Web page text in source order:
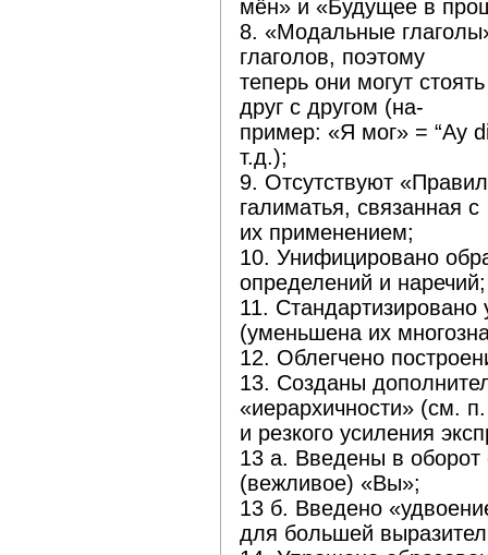
мён» и «Будущее в
8. «Модальные
глаголов, поэтому
теперь они могут
друг с другом (на-
пример: «Я мог» = “Ay
т.д.);
9. Отсутствуют
галиматья, связанная с
их применением;
10. Унифицировано
определений и наречий;
11. Стандартизировано
(уменьшена их
12. Облегчено
13. Созданы
«иерархичности» (см.
и резкого усиления
13 a. Введены в
(вежливое) «Вы»;
13 б. Введено
для большей